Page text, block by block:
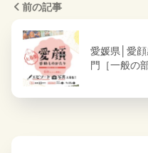
前の記事
愛媛県│愛
門［一般の